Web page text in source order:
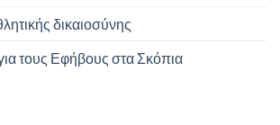
δικαιοσύνης
τους Εφήβους στα Σκόπια